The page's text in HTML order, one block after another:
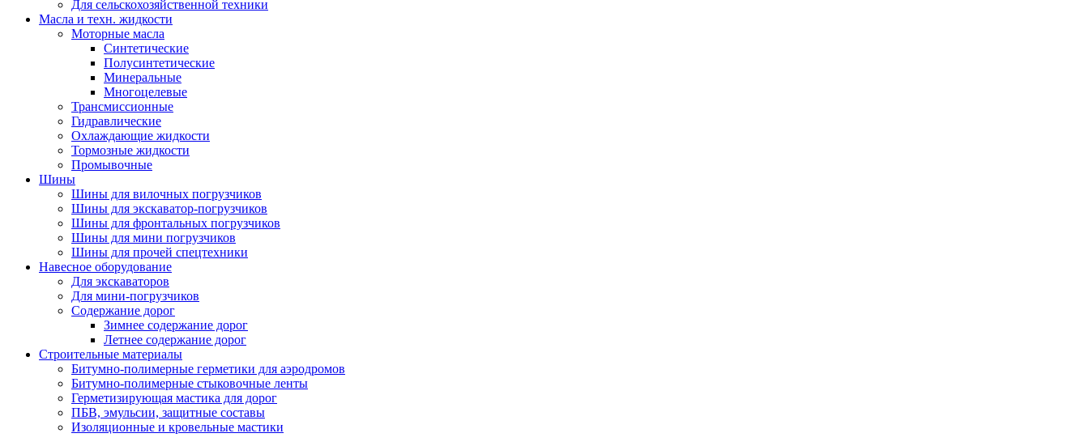
Для сельскохозяйственной техники
Масла и техн. жидкости
Моторные масла
Синтетические
Полусинтетические
Минеральные
Многоцелевые
Трансмиссионные
Гидравлические
Охлаждающие жидкости
Тормозные жидкости
Промывочные
Шины
Шины для вилочных погрузчиков
Шины для экскаватор-погрузчиков
Шины для фронтальных погрузчиков
Шины для мини погрузчиков
Шины для прочей спецтехники
Навесное оборудование
Для экскаваторов
Для мини-погрузчиков
Содержание дорог
Зимнее содержание дорог
Летнее содержание дорог
Строительные материалы
Битумно-полимерные герметики для аэродромов
Битумно-полимерные стыковочные ленты
Герметизирующая мастика для дорог
ПБВ, эмульсии, защитные составы
Изоляционные и кровельные мастики